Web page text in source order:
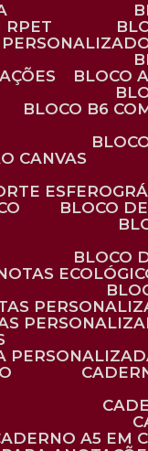
RPET
BLOCO B6
CANVAS
BLOCO
CADERNO A5 EM